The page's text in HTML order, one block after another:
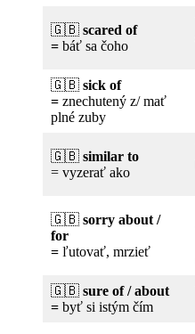
🇬🇧 scared of
= báť sa čoho
🇬🇧 sick of
= znechutený z/ mať
plné zuby
🇬🇧 similar to
= vyzerať ako
🇬🇧 sorry about /
for
= ľutovať, mrzieť
🇬🇧 sure of / about
= byť si istým čím